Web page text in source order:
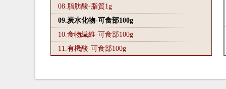
08.脂肪酸-脂質1g
09.炭水化物-可食部100g
10.食物繊維-可食部100g
11.有機酸-可食部100g